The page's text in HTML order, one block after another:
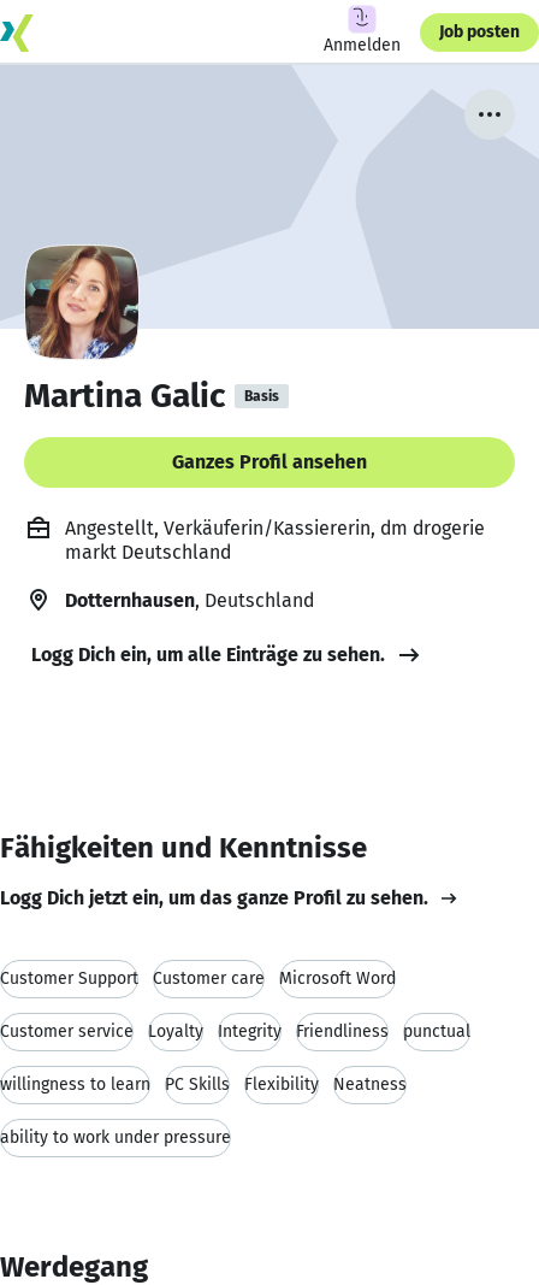
Anmelden
Job posten
Martina Galic Basis
Ganzes Profil ansehen
Angestellt, Verkäuferin/Kassiererin, dm drogerie
markt Deutschland
Dotternhausen, Deutschland
Logg Dich ein, um alle Einträge zu sehen.
Fähigkeiten und Kenntnisse
Logg Dich jetzt ein, um das ganze Profil zu sehen.
Customer Support Customer care Microsoft Word
Customer service Loyalty Integrity Friendliness punctual
willingness to learn PC Skills Flexibility Neatness
ability to work under pressure
Werdegang